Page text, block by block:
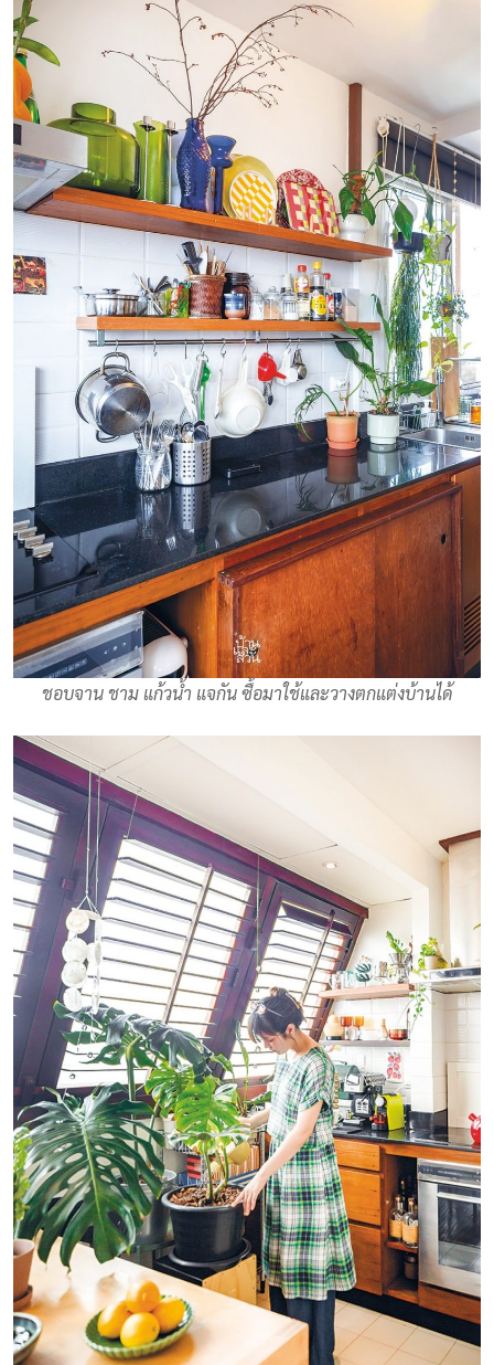
ชอบจาน ชาม แก้วน้ำ แจกัน ซื้อมาใช้และวางตกแต่งบ้านได้